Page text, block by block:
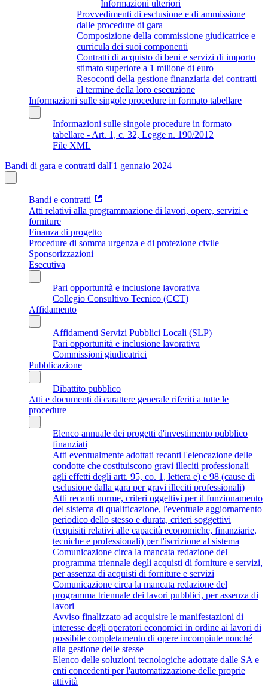
Informazioni ulteriori
Provvedimenti di esclusione e di ammissione
dalle procedure di gara
Composizione della commissione giudicatrice e
curricula dei suoi componenti
Contratti di acquisto di beni e servizi di importo
stimato superiore a 1 milione di euro
Resoconti della gestione finanziaria dei contratti
al termine della loro esecuzione
Informazioni sulle singole procedure in formato tabellare
Informazioni sulle singole procedure in formato
tabellare - Art. 1, c. 32, Legge n. 190/2012
File XML
Bandi di gara e contratti dall'1 gennaio 2024
Bandi e contratti
Atti relativi alla programmazione di lavori, opere, servizi e
forniture
Finanza di progetto
Procedure di somma urgenza e di protezione civile
Sponsorizzazioni
Esecutiva
Pari opportunità e inclusione lavorativa
Collegio Consultivo Tecnico (CCT)
Affidamento
Affidamenti Servizi Pubblici Locali (SLP)
Pari opportunità e inclusione lavorativa
Commissioni giudicatrici
Pubblicazione
Dibattito pubblico
Atti e documenti di carattere generale riferiti a tutte le
procedure
Elenco annuale dei progetti d'investimento pubblico
finanziati
Atti eventualmente adottati recanti l'elencazione delle
condotte che costituiscono gravi illeciti professionali
agli effetti degli artt. 95, co. 1, lettera e) e 98 (cause di
esclusione dalla gara per gravi illeciti professionali)
Atti recanti norme, criteri oggettivi per il funzionamento
del sistema di qualificazione, l'eventuale aggiornamento
periodico dello stesso e durata, criteri soggettivi
(requisiti relativi alle capacità economiche, finanziarie,
tecniche e professionali) per l'iscrizione al sistema
Comunicazione circa la mancata redazione del
programma triennale degli acquisti di forniture e servizi,
per assenza di acquisti di forniture e servizi
Comunicazione circa la mancata redazione del
programma triennale dei lavori pubblici, per assenza di
lavori
Avviso finalizzato ad acquisire le manifestazioni di
interesse degli operatori economici in ordine ai lavori di
possibile completamento di opere incompiute nonché
alla gestione delle stesse
Elenco delle soluzioni tecnologiche adottate dalle SA e
enti concedenti per l'automatizzazione delle proprie
attività